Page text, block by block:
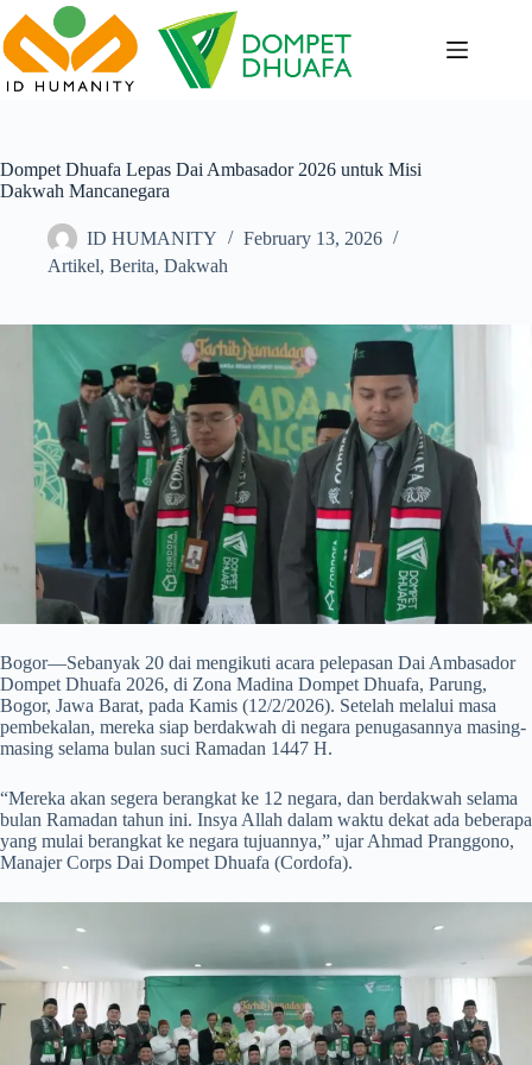
to
content
Dompet Dhuafa Lepas Dai Ambasador 2026 untuk Misi
Dakwah Mancanegara
ID HUMANITY
February 13, 2026
Artikel, Berita, Dakwah
Bogor—Sebanyak 20 dai mengikuti acara pelepasan Dai Ambasador
Dompet Dhuafa 2026, di Zona Madina Dompet Dhuafa, Parung,
Bogor, Jawa Barat, pada Kamis (12/2/2026). Setelah melalui masa
pembekalan, mereka siap berdakwah di negara penugasannya masing-
masing selama bulan suci Ramadan 1447 H.
“Mereka akan segera berangkat ke 12 negara, dan berdakwah selama
bulan Ramadan tahun ini. Insya Allah dalam waktu dekat ada beberapa
yang mulai berangkat ke negara tujuannya,” ujar Ahmad Pranggono,
Manajer Corps Dai Dompet Dhuafa (Cordofa).